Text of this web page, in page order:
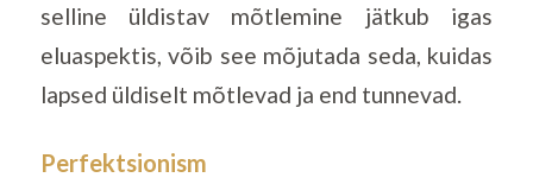
selline üldistav mõtlemine jätkub igas
eluaspektis, võib see mõjutada seda, kuidas
lapsed üldiselt mõtlevad ja end tunnevad.
Perfektsionism